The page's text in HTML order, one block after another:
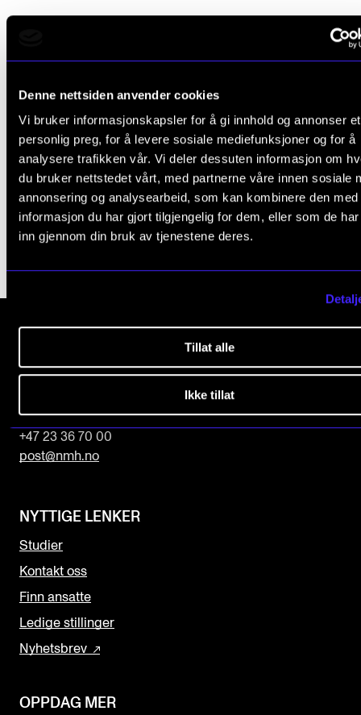
Denne nettsiden anvender cookies
Vi bruker informasjonskapsler for å gi innhold og annonser et
personlig preg, for å levere sosiale mediefunksjoner og for å
analysere trafikken vår. Vi deler dessuten informasjon om
du bruker nettstedet vårt, med partnerne våre innen sosiale
annonsering og analysearbeid, som kan kombinere den med
informasjon du har gjort tilgjengelig for dem, eller som de
inn gjennom din bruk av tjenestene deres.
Tillat alle
Ikke tillat
Arrangementer og konserter
Om Norges musikkhøgskole
Finn ansatte
For ansatte og studenter
Foto: Charlotte Wiig
Kompetanseområder
Jazz-piano, komposisjon, samspill og veiledning.
Norges musikk­høgskole
+47 23 36 70 00
post@nmh.no
NYTTIGE LENKER
Studier
Kontakt oss
Finn ansatte
Ledige stillinger
Nyhetsbrev
OPPDAG MER